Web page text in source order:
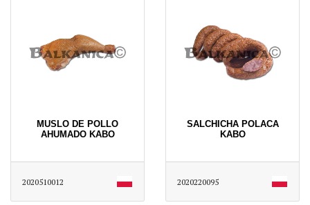
MUSLO DE POLLO
AHUMADO KABO
2020510012
SALCHICHA POLACA
KABO
2020220095